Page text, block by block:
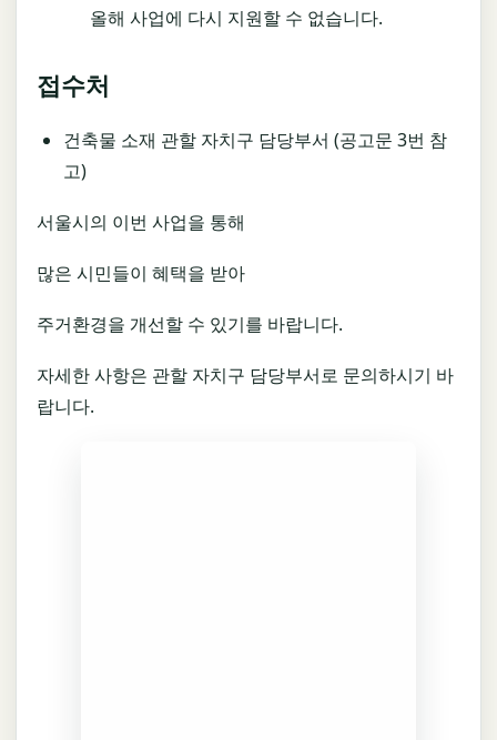
올해 사업에 다시 지원할 수 없습니다.
접수처
건축물 소재 관할 자치구 담당부서 (공고문 3번 참
고)
서울시의 이번 사업을 통해
많은 시민들이 혜택을 받아
주거환경을 개선할 수 있기를 바랍니다.
자세한 사항은 관할 자치구 담당부서로 문의하시기 바
랍니다.